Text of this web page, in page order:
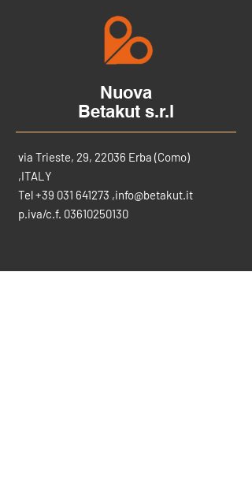
Nuova
Betakut s.r.l
via Trieste, 29, 22036 Erba (Como)
,ITALY
Tel+39 031 641273 ,info@betakut.it
p.iva/c.f. 03610250130